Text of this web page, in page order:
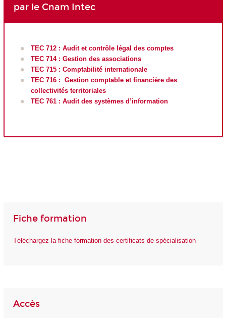
par le Cnam Intec
TEC 712 : Audit et contrôle légal des comptes
TEC 714 : Gestion des associations
TEC 715 : Comptabilité internationale
TEC 716 : Gestion comptable et financière des
collectivités territoriales
TEC 761 : Audit des systèmes d’information
Fiche formation
Téléchargez la fiche formation des certificats de spécialisation
Accès